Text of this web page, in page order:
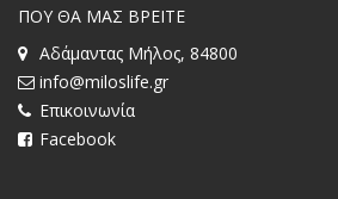
ΠΟΥ ΘΑ ΜΑΣ ΒΡΕΙΤΕ
Αδάμαντας Μήλος, 84800
info@miloslife.gr
Επικοινωνία
Facebook